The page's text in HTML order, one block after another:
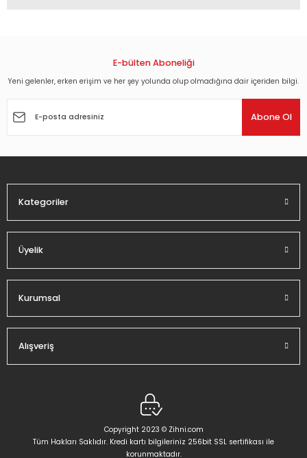
Görüş ve önerileriniz için teşekkür ederiz.
Ürün açıklamasında eksik bilgiler bulunuyor.
E-bülten Aboneliği
Yeni gelenler, erken erişim ve her şey yolunda olup olmadığına dair içeriden bilgi.
Abone Ol
Kategoriler
Üyelik
Kurumsal
Alışveriş
Copyright 2023 © Zihni.com
Tüm Hakları Saklıdır. Kredi kartı bilgileriniz 256bit SSL sertifikası ile
korunmaktadır.